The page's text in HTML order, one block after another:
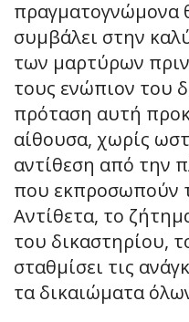
πραγματογνώμονα
συμβάλει στην
των μαρτύρων
τους ενώπιον του
πρόταση αυτή
αίθουσα, χωρίς
αντίθεση από την
που εκπροσωπούν
Αντίθετα, το
του δικαστηρίου,
σταθμίσει τις
τα δικαιώματα